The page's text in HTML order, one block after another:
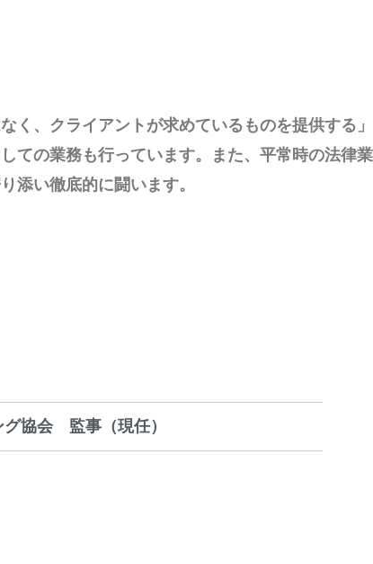
く、クライアントが求めているものを提供す
ての業務も行っています。また、平常時の法
添い徹底的に闘います。
協会 監事（現任）